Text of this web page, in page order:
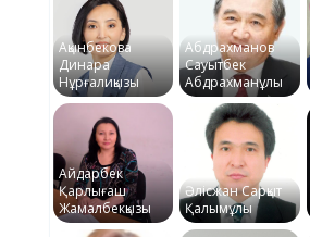
Ақынбекова
Динара
Нұрғалиқызы
Абдрахманов
Сауытбек
Абдрахманұлы
Айдарбек
Қарлығаш
Жамалбекқызы
Әлісжан Сарқыт
Қалымұлы